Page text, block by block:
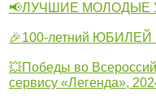
📢ЛУЧШИЕ МОЛОДЫЕ
🎉100-летний ЮБИЛЕЙ
💥Победы во
сервису «Легенда»,